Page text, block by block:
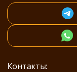
Контакты: